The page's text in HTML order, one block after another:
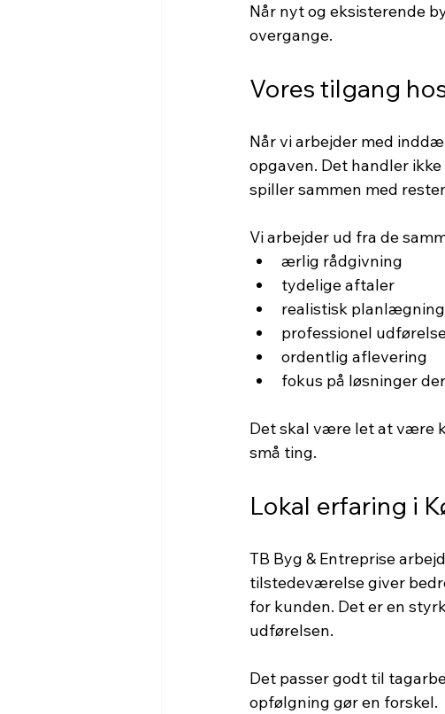
Når nyt og eksisterende
overgange.
Vores tilgang
Når vi arbejder med
opgaven. Det handler
spiller sammen med
Vi arbejder ud fra de
ærlig rådgivning
tydelige aftaler
realistisk planlægning
professionel
ordentlig aflevering
fokus på løsninger
Det skal være let at være
små ting.
Lokal erfaring i
TB Byg & Entreprise
tilstedeværelse giver
for kunden. Det er en
udførelsen.
Det passer godt til
opfølgning gør en forskel.